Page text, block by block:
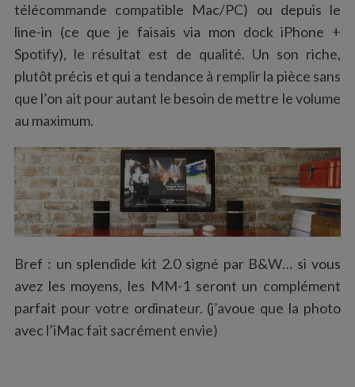
télécommande compatible Mac/PC) ou depuis le
line-in (ce que je faisais via mon dock iPhone +
Spotify), le résultat est de qualité. Un son riche,
plutôt précis et qui a tendance à remplir la pièce sans
que l’on ait pour autant le besoin de mettre le volume
au maximum.
Bref : un splendide kit 2.0 signé par B&W… si vous
avez les moyens, les MM-1 seront un complément
parfait pour votre ordinateur. (j’avoue que la photo
avec l’iMac fait sacrément envie)
S
e